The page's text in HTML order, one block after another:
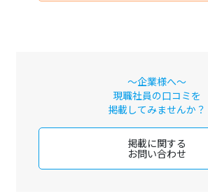
～企業様へ～
現職社員の口コミを
掲載してみませんか？
掲載に関する
お問い合わせ